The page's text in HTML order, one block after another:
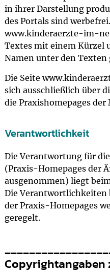
in ihrer Darstellung
des Portals sind
www.kinderaerzte-im-
Textes mit einem Kürzel
Namen unter den Texten
Die Seite
sich ausschließlich über
die Praxishomepages der
Verantwortlichkeit
Die Verantwortung für
(Praxis-Homepages der
ausgenommen) liegt
Die
der Praxis-Homepages
geregelt.
Copyrightangaben